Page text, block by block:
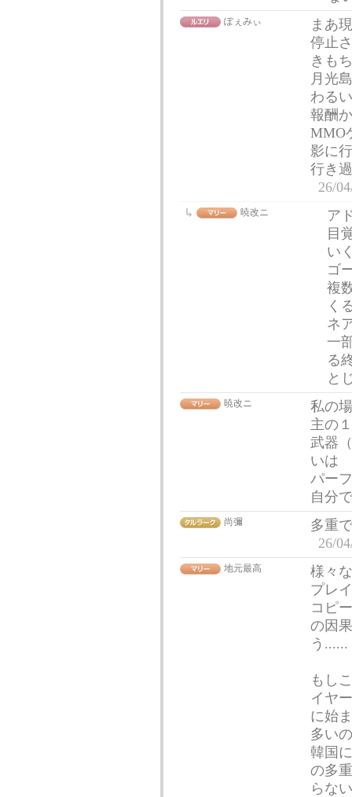
ぽぇみぃ
まあ
停止
きも
月光
わる
報酬
MMO
影に
行き
26/
暁改ニ
ア
目
い
ゴ
複
く
ネ
一
る
と
暁改ニ
私の
主の
武器
いは
パー
自分
尚彌
多重
26/
地元最高
様々
プレ
コピ
の因
う......
もし
イヤ
に始
多い
韓国
の多
らな